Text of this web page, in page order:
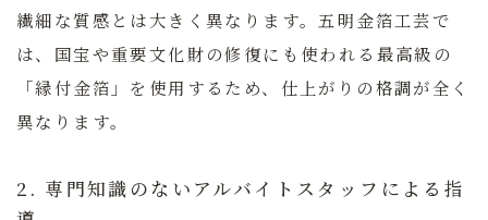
繊細な質感とは大きく異なります。五明金箔工芸で
は、国宝や重要文化財の修復にも使われる最高級の
「縁付金箔」を使用するため、仕上がりの格調が全く
異なります。
2. 専門知識のないアルバイトスタッフによる指